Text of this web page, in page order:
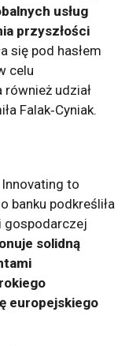
usług
przyszłości
się pod hasłem
celu
również udział
Falak‑Cyniak.
to
banku podkreśliła
gospodarczej
solidną
europejskiego